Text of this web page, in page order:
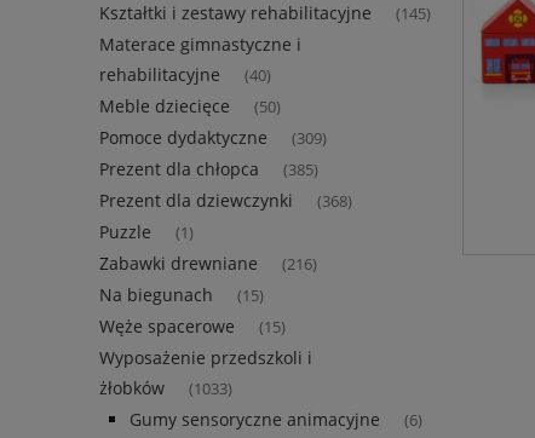
Kształtki i zestawy rehabilitacyjne (145)
Materace gimnastyczne i
rehabilitacyjne
(40)
Meble dziecięce (50)
Pomoce dydaktyczne (309)
Prezent dla chłopca (385)
Prezent dla dziewczynki (368)
Puzzle (1)
Zabawki drewniane (216)
Na biegunach (15)
Węże spacerowe (15)
Wyposażenie przedszkoli i
żłobków
(1033)
Gumy sensoryczne animacyjne (6)